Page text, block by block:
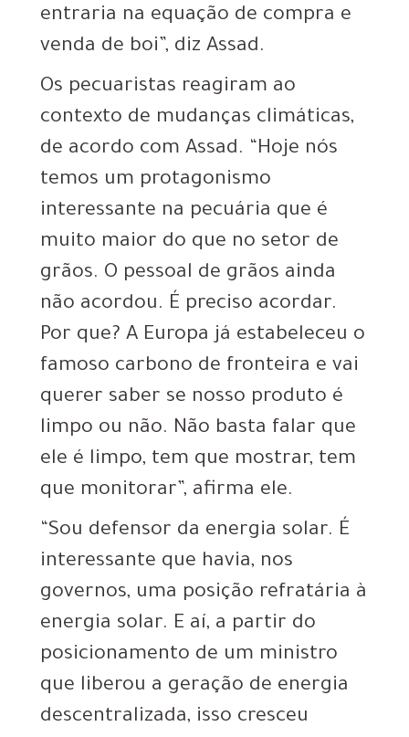
entraria na equação de compra e
venda de boi”, diz Assad.
Os pecuaristas reagiram ao
contexto de mudanças climáticas,
de acordo com Assad. “Hoje nós
temos um protagonismo
interessante na pecuária que é
muito maior do que no setor de
grãos. O pessoal de grãos ainda
não acordou. É preciso acordar.
Por que? A Europa já estabeleceu o
famoso carbono de fronteira e vai
querer saber se nosso produto é
limpo ou não. Não basta falar que
ele é limpo, tem que mostrar, tem
que monitorar”, afirma ele.
“Sou defensor da energia solar. É
interessante que havia, nos
governos, uma posição refratária à
energia solar. E aí, a partir do
posicionamento de um ministro
que liberou a geração de energia
descentralizada, isso cresceu